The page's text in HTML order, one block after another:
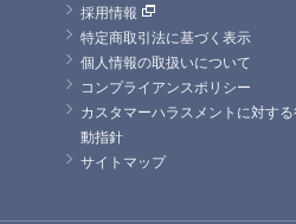
採用情報
特定商取引法に基づく表示
個人情報の取扱いについて
コンプライアンスポリシー
カスタマーハラスメントに対す
動指針
サイトマップ